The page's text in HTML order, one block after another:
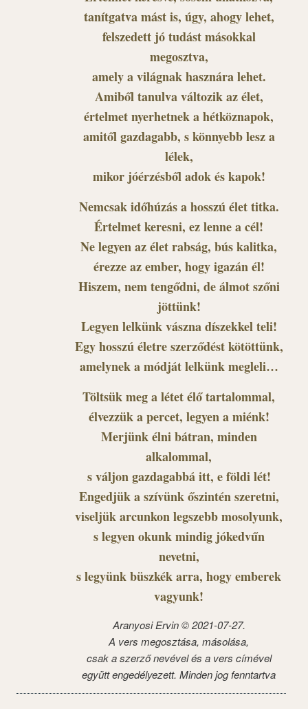
tanítgatva mást is, úgy, ahogy lehet,
felszedett jó tudást másokkal
megosztva,
amely a világnak hasznára lehet.
Amiből tanulva változik az élet,
értelmet nyerhetnek a hétköznapok,
amitől gazdagabb, s könnyebb lesz a
lélek,
mikor jóérzésből adok és kapok!
Nemcsak időhúzás a hosszú élet titka.
Értelmet keresni, ez lenne a cél!
Ne legyen az élet rabság, bús kalitka,
érezze az ember, hogy igazán él!
Hiszem, nem tengődni, de álmot szőni
jöttünk!
Legyen lelkünk vászna díszekkel teli!
Egy hosszú életre szerződést kötöttünk,
amelynek a módját lelkünk megleli…
Töltsük meg a létet élő tartalommal,
élvezzük a percet, legyen a miénk!
Merjünk élni bátran, minden
alkalommal,
s váljon gazdagabbá itt, e földi lét!
Engedjük a szívünk őszintén szeretni,
viseljük arcunkon legszebb mosolyunk,
s legyen okunk mindig jókedvűn
nevetni,
s legyünk büszkék arra, hogy emberek
vagyunk!
Aranyosi Ervin © 2021-07-27.
A vers megosztása, másolása,
csak a szerző nevével és a vers címével
együtt engedélyezett. Minden jog fenntartva